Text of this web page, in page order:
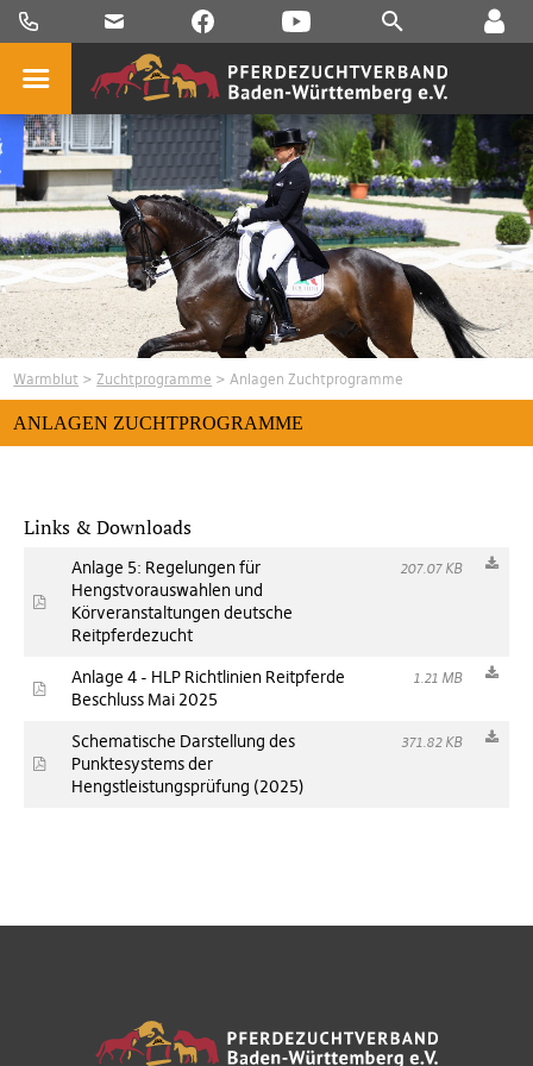
Warmblut > Zuchtprogramme > Anlagen Zuchtprogramme
ANLAGEN ZUCHTPROGRAMME
Links & Downloads
Anlage 5: Regelungen für
Hengstvorauswahlen und
Körveranstaltungen deutsche
Reitpferdezucht
207.07 KB
Anlage 4 - HLP Richtlinien Reitpferde
Beschluss Mai 2025
1.21 MB
Schematische Darstellung des
Punktesystems der
Hengstleistungsprüfung (2025)
371.82 KB